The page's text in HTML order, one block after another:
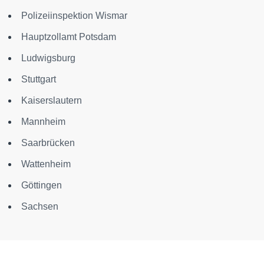
Polizeiinspektion Wismar
Hauptzollamt Potsdam
Ludwigsburg
Stuttgart
Kaiserslautern
Mannheim
Saarbrücken
Wattenheim
Göttingen
Sachsen